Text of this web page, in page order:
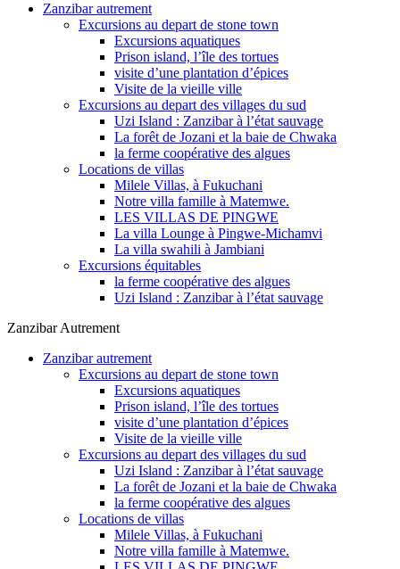
Zanzibar autrement
Excursions au depart de stone town
Excursions aquatiques
Prison island, l’île des tortues
visite d’une plantation d’épices
Visite de la vieille ville
Excursions au depart des villages du sud
Uzi Island : Zanzibar à l’état sauvage
La forêt de Jozani et la baie de Chwaka
la ferme coopérative des algues
Locations de villas
Milele Villas, à Fukuchani
Notre villa famille à Matemwe.
LES VILLAS DE PINGWE
La villa Lounge à Pingwe-Michamvi
La villa swahili à Jambiani
Excursions équitables
la ferme coopérative des algues
Uzi Island : Zanzibar à l’état sauvage
Zanzibar Autrement
Zanzibar autrement
Excursions au depart de stone town
Excursions aquatiques
Prison island, l’île des tortues
visite d’une plantation d’épices
Visite de la vieille ville
Excursions au depart des villages du sud
Uzi Island : Zanzibar à l’état sauvage
La forêt de Jozani et la baie de Chwaka
la ferme coopérative des algues
Locations de villas
Milele Villas, à Fukuchani
Notre villa famille à Matemwe.